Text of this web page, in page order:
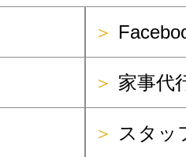
＞
＞ 家事代
＞ スタッ